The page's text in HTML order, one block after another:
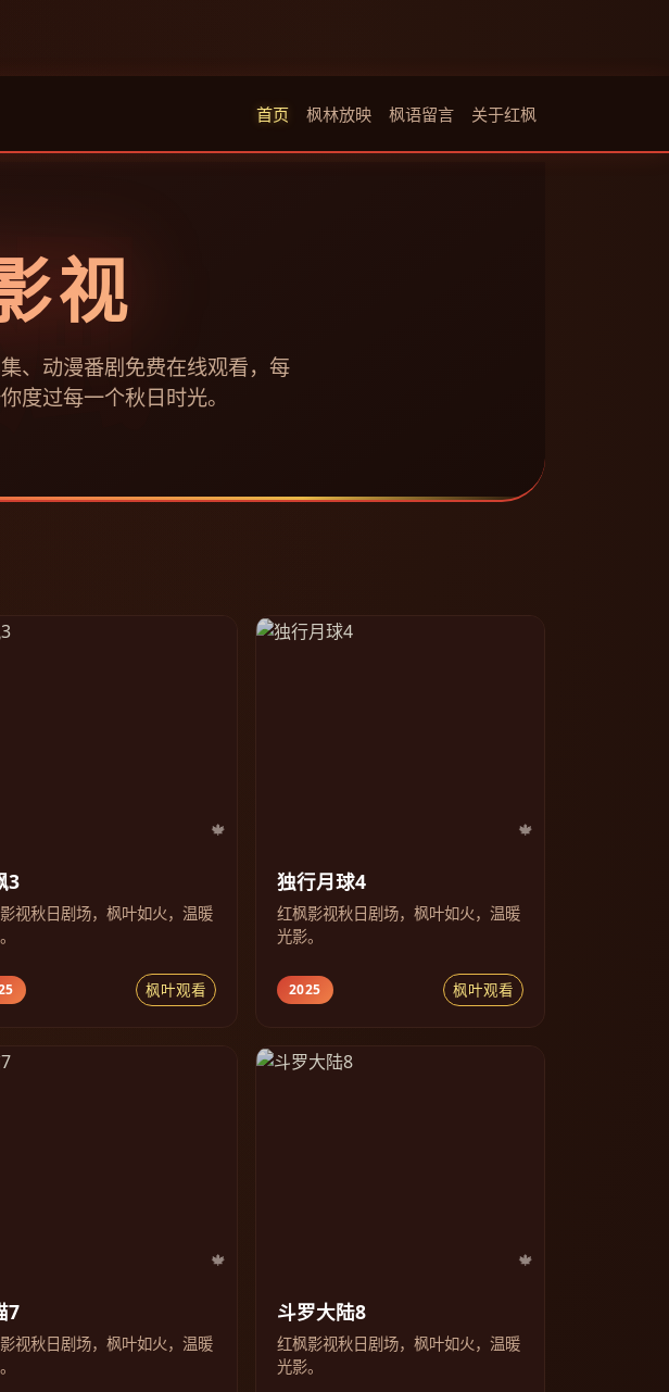
首页 枫林放映 枫语留言 关于红枫
视
、动漫番剧免费在线观看，每
度过每一个秋日时光。
3
视秋日剧场，枫叶如火，温暖
枫叶观看
独行月球4
红枫影视秋日剧场，枫叶如火，温暖
光影。
2025 枫叶观看
7
视秋日剧场，枫叶如火，温暖
斗罗大陆8
红枫影视秋日剧场，枫叶如火，温暖
光影。